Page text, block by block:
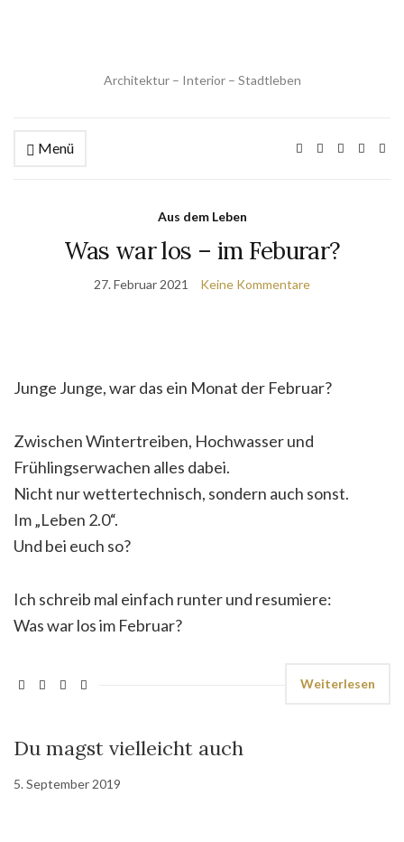
Architektur – Interior – Stadtleben
Menü
Aus dem Leben
Was war los – im Feburar?
27. Februar 2021 Keine Kommentare
Junge Junge, war das ein Monat der Februar?
Zwischen Wintertreiben, Hochwasser und
Frühlingserwachen alles dabei.
Nicht nur wettertechnisch, sondern auch sonst.
Im „Leben 2.0“.
Und bei euch so?
Ich schreib mal einfach runter und resumiere:
Was war los im Februar?
Weiterlesen
Du magst vielleicht auch
5. September 2019